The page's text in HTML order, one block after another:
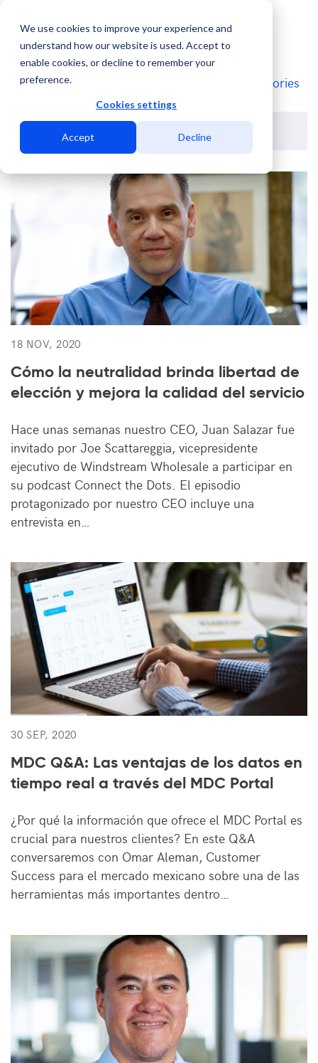
We use cookies to improve your experience and
understand how our website is used. Accept to
enable cookies, or decline to remember your
preference.
Cookies settings
Accept Decline
Blog Categories
18 NOV, 2020
Cómo la neutralidad brinda libertad de
elección y mejora la calidad del servicio
Hace unas semanas nuestro CEO, Juan Salazar fue
invitado por Joe Scattareggia, vicepresidente
ejecutivo de Windstream Wholesale a participar en
su podcast Connect the Dots. El episodio
protagonizado por nuestro CEO incluye una
entrevista en…
30 SEP, 2020
MDC Q&A: Las ventajas de los datos en
tiempo real a través del MDC Portal
¿Por qué la información que ofrece el MDC Portal es
crucial para nuestros clientes? En este Q&A
conversaremos con Omar Aleman, Customer
Success para el mercado mexicano sobre una de las
herramientas más importantes dentro…